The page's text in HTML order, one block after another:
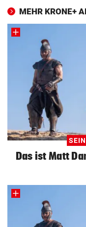
MEHR KRONE+
Das ist Matt